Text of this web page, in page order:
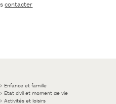
contacter
> Enfance et famille
> Etat civil et moment de vie
>Activités et loisirs